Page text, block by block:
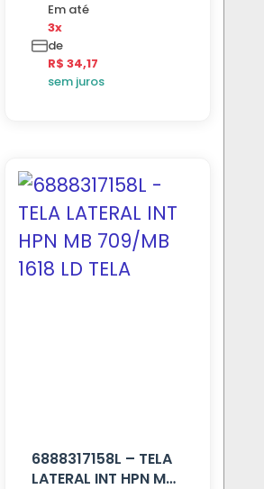
Em até
3x
de
R$ 34,17
sem juros
6888317158L – TELA
LATERAL INT HPN MB